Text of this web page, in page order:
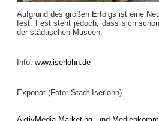
Aufgrund des großen Erfolgs ist eine
fest. Fest steht jedoch, dass sich
der städtischen Museen.
Info: www.iserlohn.de
Exponat (Foto: Stadt Iserlohn)